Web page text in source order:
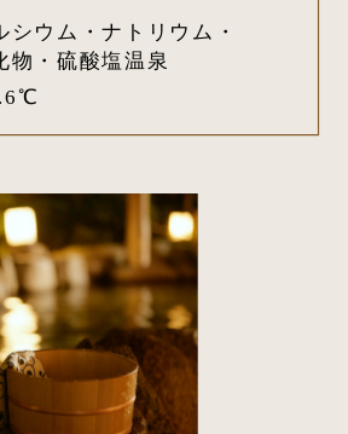
シウム・ナトリウム・
物・硫酸塩温泉